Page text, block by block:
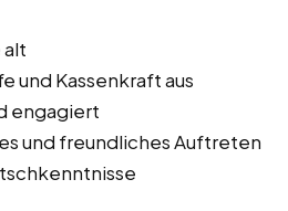
alt
und Kassenkraft aus
engagiert
und freundliches Auftreten